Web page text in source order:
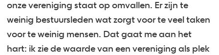
onze vereniging staat op omvallen. Er zijn te
weinig bestuursleden wat zorgt voor te veel taken
voor te weinig mensen. Dat gaat me aan het
hart: ik zie de waarde van een vereniging als plek